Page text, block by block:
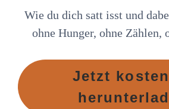
Wie du dich satt isst und
ohne Hunger, ohne Zählen,
Jetzt